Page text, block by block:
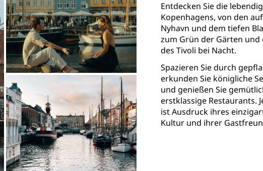
Entdecken Sie die
Kopenhagens, von den
Nyhavn und dem tiefen
zum Grün der Gärten und
des Tivoli bei Nacht.
Spazieren Sie durch
erkunden Sie königliche
und genießen Sie
erstklassige Restaurants.
ist Ausdruck ihres
Kultur und ihrer